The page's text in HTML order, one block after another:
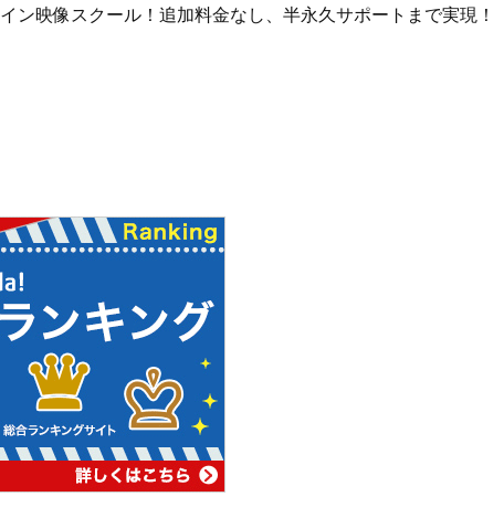
ン映像スクール！追加料金なし、半永久サポートまで実現！